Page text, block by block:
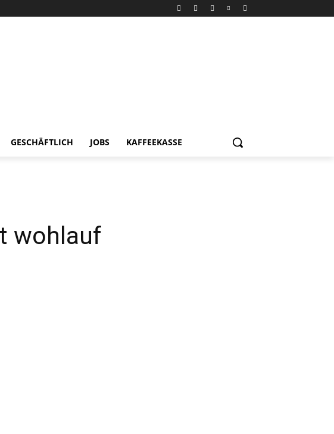
GESCHÄFTLICH JOBS KAFFEEKASSE
wohlauf